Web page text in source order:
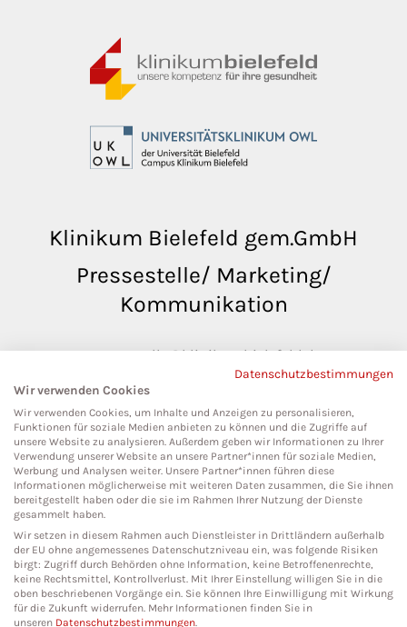
Klinikum Bielefeld gem.GmbH
Pressestelle/ Marketing/
Kommunikation
pressestelle@klinikumbielefeld.de
Teutoburger Str. 50
33604 Bielefeld
Social Media
Datenschutzbestimmungen
Wir verwenden Cookies
Wir verwenden Cookies, um Inhalte und Anzeigen zu personalisieren,
Funktionen für soziale Medien anbieten zu können und die Zugriffe auf
unsere Website zu analysieren. Außerdem geben wir Informationen zu Ihrer
Verwendung unserer Website an unsere Partner*innen für soziale Medien,
Werbung und Analysen weiter. Unsere Partner*innen führen diese
Informationen möglicherweise mit weiteren Daten zusammen, die Sie ihnen
bereitgestellt haben oder die sie im Rahmen Ihrer Nutzung der Dienste
gesammelt haben.
Wir setzen in diesem Rahmen auch Dienstleister in Drittländern außerhalb
der EU ohne angemessenes Datenschutzniveau ein, was folgende Risiken
birgt: Zugriff durch Behörden ohne Information, keine Betroffenenrechte,
keine Rechtsmittel, Kontrollverlust. Mit Ihrer Einstellung willigen Sie in die
oben beschriebenen Vorgänge ein. Sie können Ihre Einwilligung mit Wirkung
für die Zukunft widerrufen. Mehr Informationen finden Sie in
unseren Datenschutzbestimmungen.